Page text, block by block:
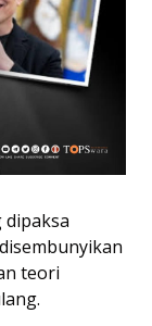
dipaksa
teori